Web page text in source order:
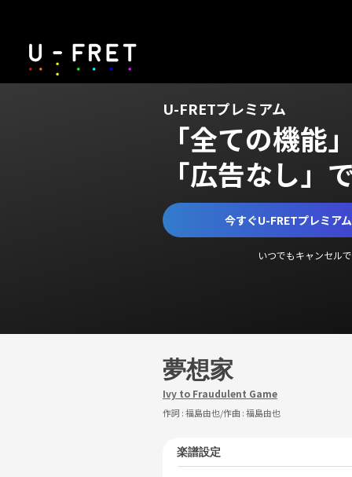
U-FRETプレミアム
「全ての機能
「広告なし」
今すぐU-FRETプレミア
いつでもキャンセル
夢想家
Ivy to Fraudulent Game
作詞 :福島由也/作曲 :福島由也
楽譜設定